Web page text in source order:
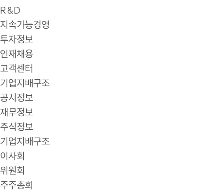
R&D
지속가능경영
투자정보
인재채용
고객센터
기업지배구조
공시정보
재무정보
주식정보
기업지배구조
이사회
위원회
주주총회